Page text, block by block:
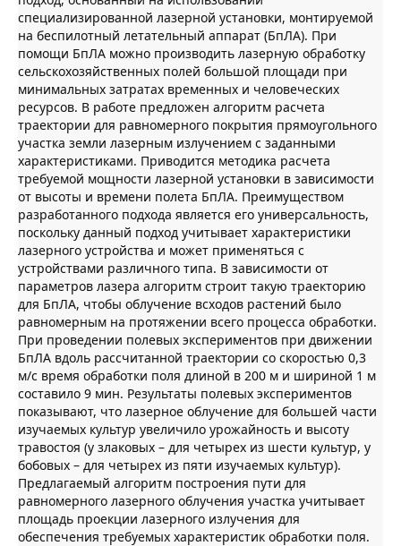
специализированной лазерной установки, монтируемой
на беспилотный летательный аппарат (БпЛА). При
помощи БпЛА можно производить лазерную обработку
сельскохозяйственных полей большой площади при
минимальных затратах временных и человеческих
ресурсов. В работе предложен алгоритм расчета
траектории для равномерного покрытия прямоугольного
участка земли лазерным излучением с заданными
характеристиками. Приводится методика расчета
требуемой мощности лазерной установки в зависимости
от высоты и времени полета БпЛА. Преимуществом
разработанного подхода является его универсальность,
поскольку данный подход учитывает характеристики
лазерного устройства и может применяться с
устройствами различного типа. В зависимости от
параметров лазера алгоритм строит такую траекторию
для БпЛА, чтобы облучение всходов растений было
равномерным на протяжении всего процесса обработки.
При проведении полевых экспериментов при движении
БпЛА вдоль рассчитанной траектории со скоростью 0,3
м/c время обработки поля длиной в 200 м и шириной 1 м
составило 9 мин. Результаты полевых экспериментов
показывают, что лазерное облучение для большей части
изучаемых культур увеличило урожайность и высоту
травостоя (у злаковых – для четырех из шести культур, у
бобовых – для четырех из пяти изучаемых культур).
Предлагаемый алгоритм построения пути для
равномерного лазерного облучения участка учитывает
площадь проекции лазерного излучения для
обеспечения требуемых характеристик обработки поля.